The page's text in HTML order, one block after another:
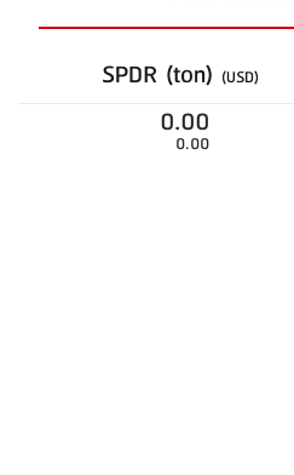
SPDR (ton) (USD)
0.00
0.00